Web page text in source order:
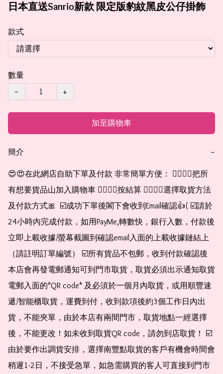
日本直送Sanrio新款 限定版豹紋黑皮公仔掛飾
款式
數量
−
+
加至購物車
簡介 −
😍😍在此網店自助下單及付款 非常簡單方便： 👉🏻👉🏻把所
有想要貨品山加入購物車 👉🏻👉🏻按結算 👉🏻👉🏻選擇取貨方法
及付款方式🎀  ☑️成功下單後閣下會收到Email確認👍( ☑️請於
24小時內完成付款，如用PayMe,轉數快，銀行入數，付款後
立即上載收據/螢幕截圖到確認email入面的上載收據鏈結上
（請註明訂單編號） ☑️所有貨品不包郵，收到付款確認後
本店會再發電郵通知可到門市取貨，取貨必須出示通知取貨
電郵入面的*QR code* 及必須於一個月內取貨，或用順豐速
遞/智能櫃取貨，運費到付，收到款項後約3個工作日內出
貨，不能夾單，由於本店有兩間門市，取貨地點一經選擇
後，不能更改！如未收到取貨QR code，請勿到店取貨！ ☑️
由於要作出調貨安排，選擇南豐點取貨的客戶有機會時間會
稍遲1-2日，不接受急單，如急需購買的客人可直接到門市